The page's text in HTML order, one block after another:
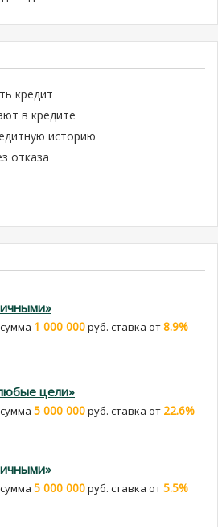
кредит
в кредите
историю
отказа
1 000 000руб. cтавка от8.9%
цели»
5 000 000руб. cтавка от 22.6%
5 000 000руб. cтавка от5.5%